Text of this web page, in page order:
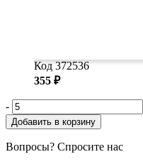
Код 372536
355 ₽
-
Добавить в корзину
Вопросы? Спросите нас